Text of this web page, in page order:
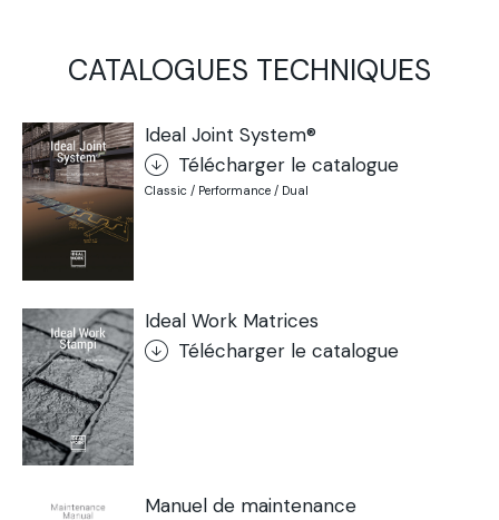
CATALOGUES TECHNIQUES
Ideal Joint System®
Télécharger le catalogue
Classic / Performance / Dual
Ideal Work Matrices
Télécharger le catalogue
Manuel de maintenance